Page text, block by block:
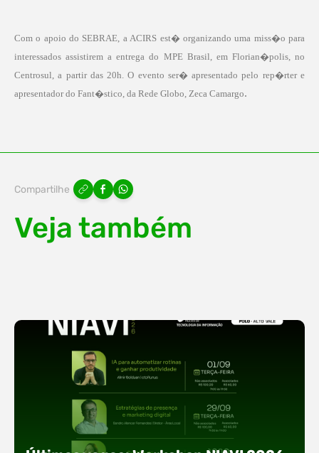
Com o apoio do SEBRAE, a ACIRS est� organizando uma miss�o para
interessados assistirem a entrega do MPE Brasil, em Florian�polis, no
Centrosul, a partir das 20h. O evento ser� apresentado pelo rep�rter e
apresentador do Fant�stico, da Rede Globo, Zeca Camargo.
Compartilhe
Veja também